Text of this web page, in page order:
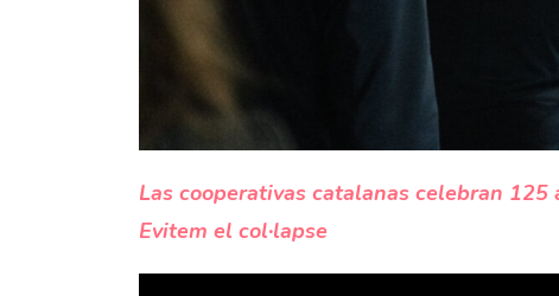
Las cooperativas catalanas celebran
Evitem el col·lapse